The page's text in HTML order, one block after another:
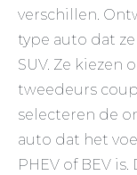
verschillen.
type auto dat
SUV. Ze kiezen
tweedeurs
selecteren de
auto dat het
PHEV of BEV